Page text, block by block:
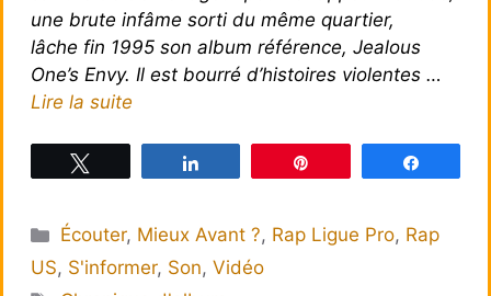
une brute infâme sorti du même quartier,
lâche fin 1995 son album référence, Jealous
One’s Envy. Il est bourré d’histoires violentes …
Lire la suite
Catégories
Écouter, Mieux Avant ?, Rap Ligue Pro, Rap
US, S'informer, Son, Vidéo